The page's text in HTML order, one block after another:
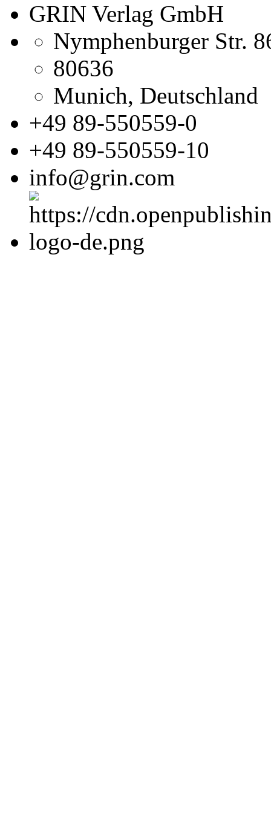
GRIN Verlag GmbH
Nymphenburger Str.
80636
Munich, Deutschland
+49 89-550559-0
+49 89-550559-10
info@grin.com